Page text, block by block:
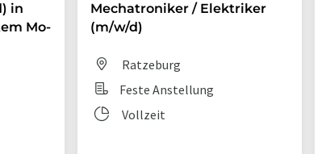
in
Mo-
Mechatroniker / Elektriker
(m/w/d)
Ratzeburg
Feste Anstellung
Vollzeit